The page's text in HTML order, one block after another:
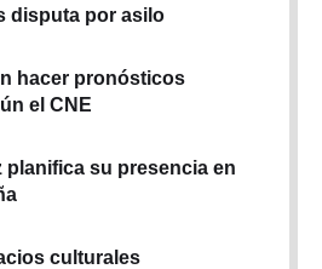
disputa por asilo
hacer pronósticos
el CNE
planifica su presencia en
culturales